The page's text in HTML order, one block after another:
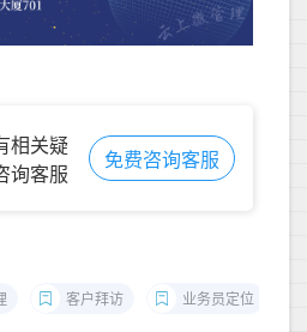
相关疑
询客服
免费咨询客服
客户拜访 业务员定位